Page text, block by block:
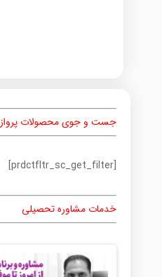
جست و جوی محصولات پرواز
[prdctfltr_sc_get_filter]
خدمات مشاوره تحصیلی